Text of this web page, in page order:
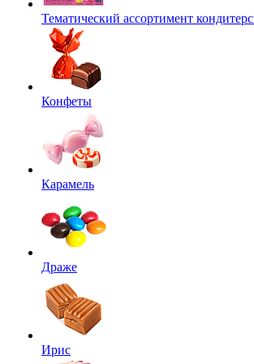
Тематический ассортимент
Конфеты
Карамель
Драже
Ирис